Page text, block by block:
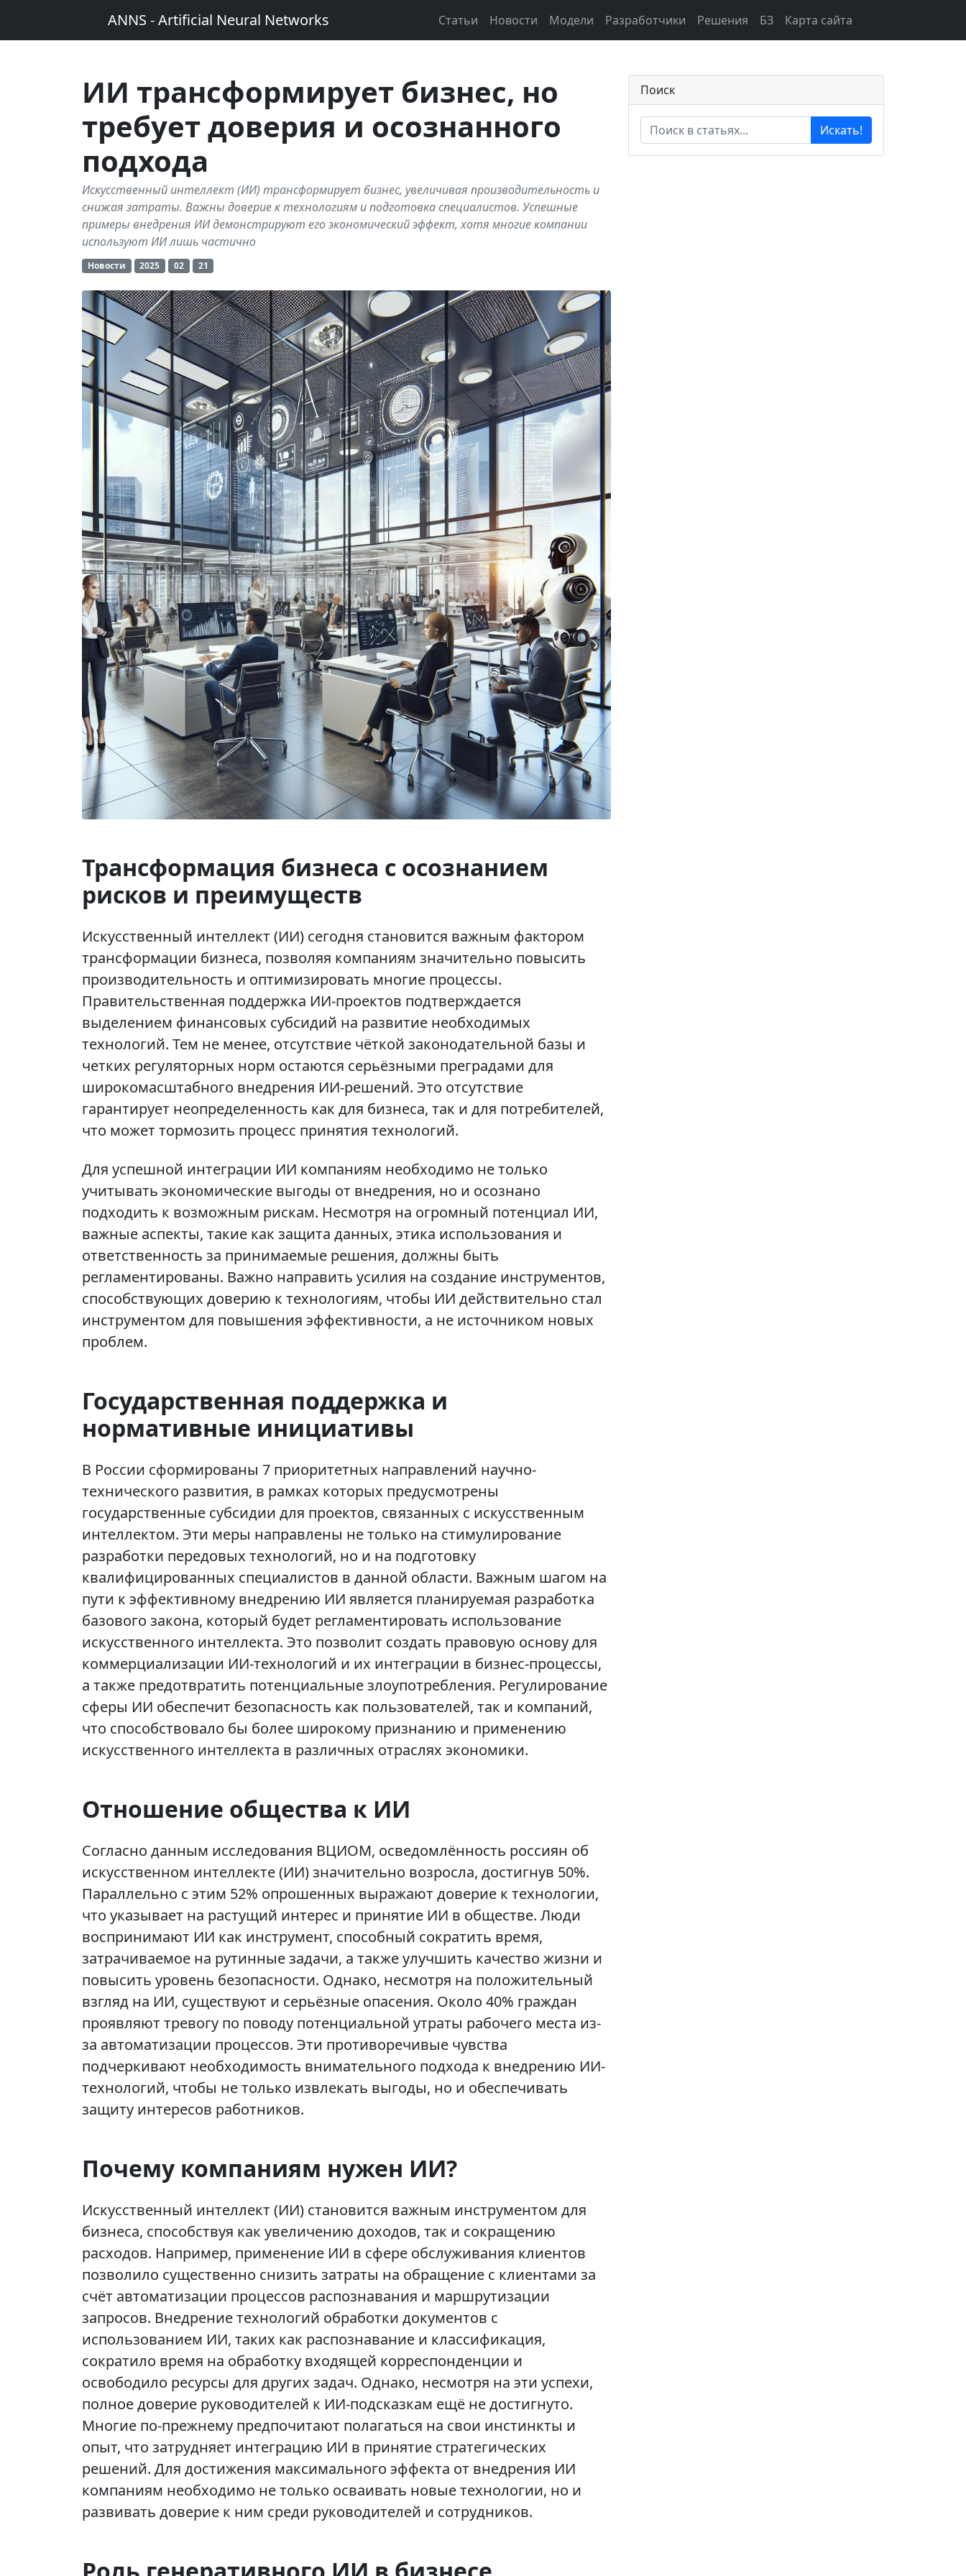
ANNS - Artificial Neural Networks Статьи Новости Модели Разработчики Решения БЗ Карта сайта
ИИ трансформирует бизнес, но
требует доверия и осознанного
подхода
Искусственный интеллект (ИИ) трансформирует бизнес, увеличивая производительность и
снижая затраты. Важны доверие к технологиям и подготовка специалистов. Успешные
примеры внедрения ИИ демонстрируют его экономический эффект, хотя многие компании
используют ИИ лишь частично
Новости 2025 02 21
Трансформация бизнеса с осознанием
рисков и преимуществ
Искусственный интеллект (ИИ) сегодня становится важным фактором
трансформации бизнеса, позволяя компаниям значительно повысить
производительность и оптимизировать многие процессы.
Правительственная поддержка ИИ-проектов подтверждается
выделением финансовых субсидий на развитие необходимых
технологий. Тем не менее, отсутствие чёткой законодательной базы и
четких регуляторных норм остаются серьёзными преградами для
широкомасштабного внедрения ИИ-решений. Это отсутствие
гарантирует неопределенность как для бизнеса, так и для потребителей,
что может тормозить процесс принятия технологий.
Для успешной интеграции ИИ компаниям необходимо не только
учитывать экономические выгоды от внедрения, но и осознано
подходить к возможным рискам. Несмотря на огромный потенциал ИИ,
важные аспекты, такие как защита данных, этика использования и
ответственность за принимаемые решения, должны быть
регламентированы. Важно направить усилия на создание инструментов,
способствующих доверию к технологиям, чтобы ИИ действительно стал
инструментом для повышения эффективности, а не источником новых
проблем.
Государственная поддержка и
нормативные инициативы
В России сформированы 7 приоритетных направлений научно-
технического развития, в рамках которых предусмотрены
государственные субсидии для проектов, связанных с искусственным
интеллектом. Эти меры направлены не только на стимулирование
разработки передовых технологий, но и на подготовку
квалифицированных специалистов в данной области. Важным шагом на
пути к эффективному внедрению ИИ является планируемая разработка
базового закона, который будет регламентировать использование
искусственного интеллекта. Это позволит создать правовую основу для
коммерциализации ИИ-технологий и их интеграции в бизнес-процессы,
а также предотвратить потенциальные злоупотребления. Регулирование
сферы ИИ обеспечит безопасность как пользователей, так и компаний,
что способствовало бы более широкому признанию и применению
искусственного интеллекта в различных отраслях экономики.
Отношение общества к ИИ
Согласно данным исследования ВЦИОМ, осведомлённость россиян об
искусственном интеллекте (ИИ) значительно возросла, достигнув 50%.
Параллельно с этим 52% опрошенных выражают доверие к технологии,
что указывает на растущий интерес и принятие ИИ в обществе. Люди
воспринимают ИИ как инструмент, способный сократить время,
затрачиваемое на рутинные задачи, а также улучшить качество жизни и
повысить уровень безопасности. Однако, несмотря на положительный
взгляд на ИИ, существуют и серьёзные опасения. Около 40% граждан
проявляют тревогу по поводу потенциальной утраты рабочего места из-
за автоматизации процессов. Эти противоречивые чувства
подчеркивают необходимость внимательного подхода к внедрению ИИ-
технологий, чтобы не только извлекать выгоды, но и обеспечивать
защиту интересов работников.
Почему компаниям нужен ИИ?
Искусственный интеллект (ИИ) становится важным инструментом для
бизнеса, способствуя как увеличению доходов, так и сокращению
расходов. Например, применение ИИ в сфере обслуживания клиентов
позволило существенно снизить затраты на обращение с клиентами за
счёт автоматизации процессов распознавания и маршрутизации
запросов. Внедрение технологий обработки документов с
использованием ИИ, таких как распознавание и классификация,
сократило время на обработку входящей корреспонденции и
освободило ресурсы для других задач. Однако, несмотря на эти успехи,
полное доверие руководителей к ИИ-подсказкам ещё не достигнуто.
Многие по-прежнему предпочитают полагаться на свои инстинкты и
опыт, что затрудняет интеграцию ИИ в принятие стратегических
решений. Для достижения максимального эффекта от внедрения ИИ
компаниям необходимо не только осваивать новые технологии, но и
развивать доверие к ним среди руководителей и сотрудников.
Поиск
Искать!